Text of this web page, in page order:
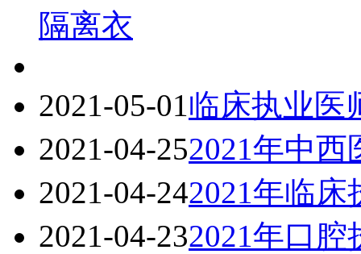
隔离衣
2021-05-01临床执业医
2021-04-252021年中
2021-04-242021年临
2021-04-232021年口